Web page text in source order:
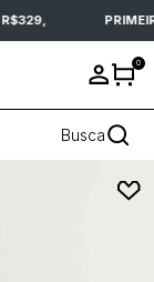
0
Busca